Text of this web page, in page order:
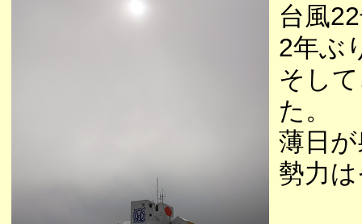
台風
2年ぶ
そし
た。
薄日
勢力